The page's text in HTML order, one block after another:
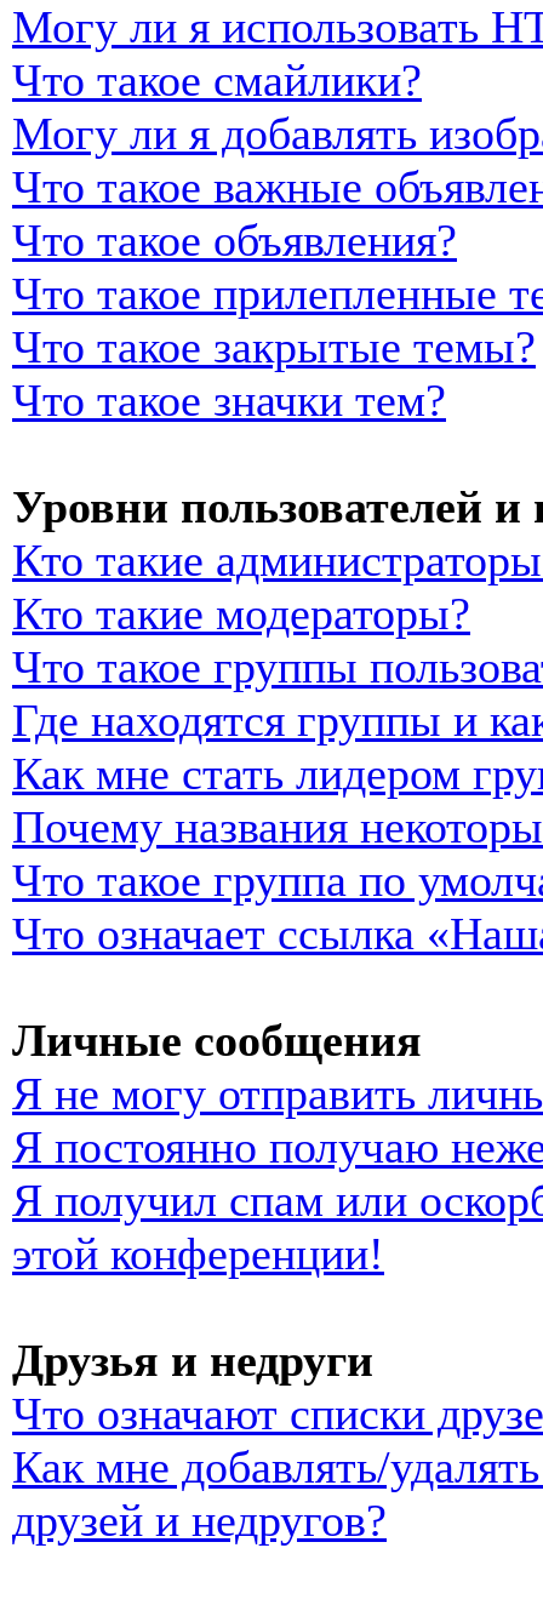
Могу ли я использовать
Что такое смайлики?
Могу ли я добавлять
Что такое важные
Что такое объявления?
Что такое прилепленные
Что такое закрытые темы?
Что такое значки тем?
Уровни пользователей
Кто такие
Кто такие модераторы?
Что такое группы
Где находятся группы и
Как мне стать лидером
Почему названия
Что такое группа по
Что означает ссылка
Личные сообщения
Я не могу отправить
Я постоянно получаю
Я получил спам или
этой конференции!
Друзья и недруги
Что означают списки
Как мне добавлять/
друзей и недругов?